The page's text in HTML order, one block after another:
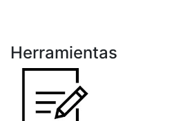
Herramientas